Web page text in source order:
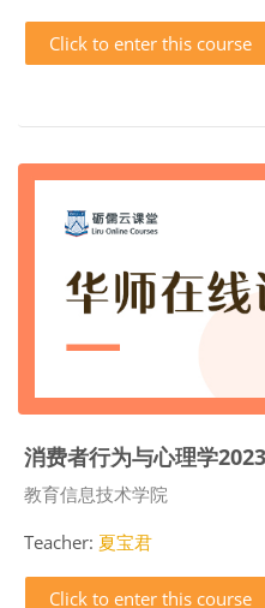
Click to enter this course
消费者行为与心理学2023
Course category
教育信息技术学院
Teacher: 夏宝君
Click to enter this course